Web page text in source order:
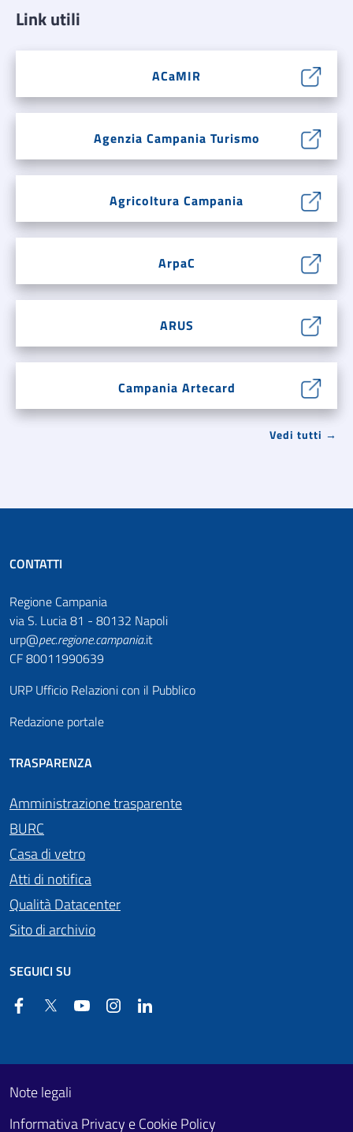
Link utili
ACaMIR
Agenzia Campania Turismo
Agricoltura Campania
ArpaC
ARUS
Campania Artecard
Vedi tutti →
CONTATTI
Regione Campania
via S. Lucia 81 - 80132 Napoli
urp@pec.regione.campania.it
CF 80011990639
URP Ufficio Relazioni con il Pubblico
Redazione portale
TRASPARENZA
Amministrazione trasparente
BURC
Casa di vetro
Atti di notifica
Qualità Datacenter
Sito di archivio
SEGUICI SU
FacebookTwitter YouTube Instagram
Footer First
Useful links section
Note legali
Informativa Privacy e Cookie Policy